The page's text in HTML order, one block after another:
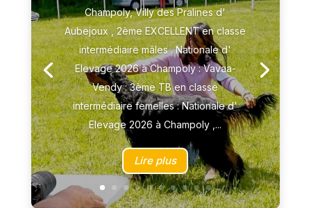
Champoly, Villy des Pralines d'
Aubejoux , 2ème EXCELLENT en classe
intermédiaire mâles . Nationale d'
Elevage 2026 à Champoly : Vavaa-
Vendy : 3ème TB en classe
intermédiaire femelles : Nationale d'
Elevage 2026 à Champoly ,...
Lire plus